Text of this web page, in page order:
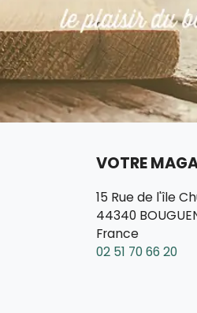
VOTRE
15 Rue de l'île
44340
France
02 51 70 66 20